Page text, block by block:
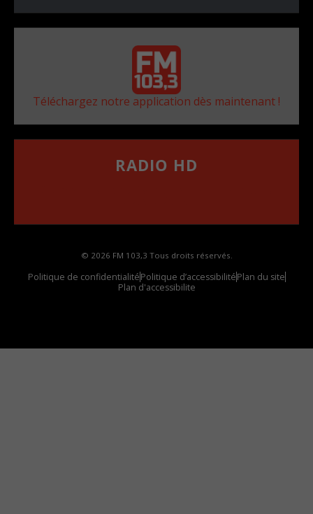
Téléchargez notre application dès maintenant !
RADIO HD
© 2026 FM 103,3 Tous droits réservés.
Politique de confidentialitéPolitique d’accessibilitéPlan du site
Plan d'accessibilite